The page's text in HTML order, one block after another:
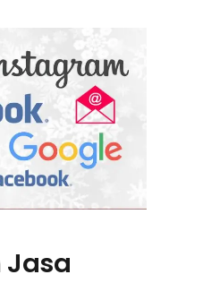
Jasa